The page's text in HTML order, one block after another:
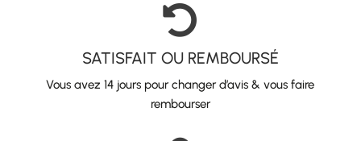

SATISFAIT OU REMBOURSÉ
Vous avez 14 jours pour changer d’avis & vous faire
rembourser